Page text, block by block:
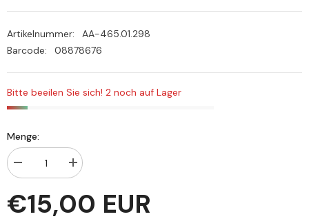
Artikelnummer:
AA-465.01.298
Barcode:
08878676
Bitte beeilen Sie sich! 2 noch auf Lager
Menge:
verringern
دلالات
الألفاظ
Menge
erhöhen
دلالات
الألفاظ
€15,00 EUR